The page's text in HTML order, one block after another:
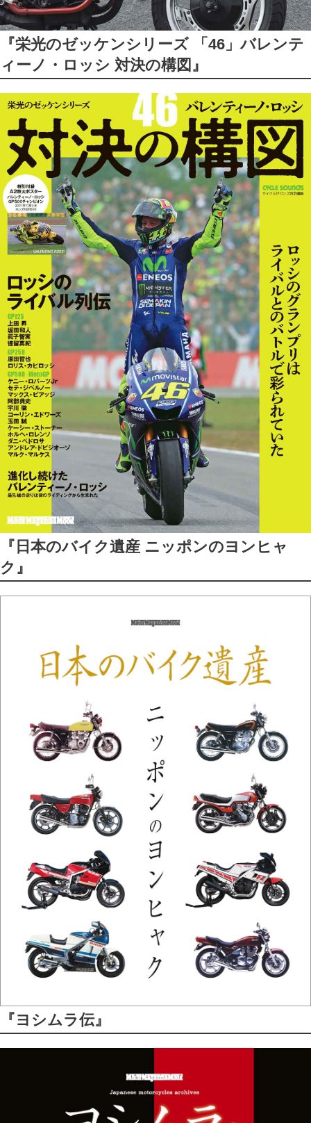
『栄光のゼッケンシリーズ 「46」バレンテ
ィーノ・ロッシ 対決の構図』
『日本のバイク遺産 ニッポンのヨンヒャ
ク』
『ヨシムラ伝』